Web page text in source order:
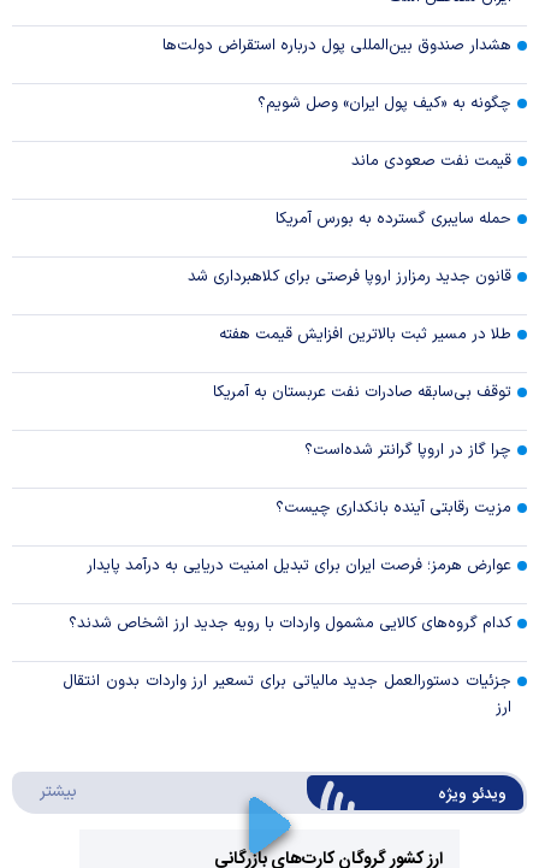
هشدار صندوق بین‌المللی پول درباره استقراض دولت‌ها
چگونه به «کیف پول ایران» وصل شویم؟
قیمت نفت صعودی ماند
حمله سایبری گسترده به بورس آمریکا
قانون جدید رمزارز اروپا فرصتی برای کلاهبرداری شد
طلا در مسیر ثبت بالاترین افزایش قیمت هفته
توقف بی‌سابقه صادرات نفت عربستان به آمریکا
چرا گاز در اروپا گرانتر شده‌است؟
مزیت رقابتی آینده بانکداری چیست؟
عوارض هرمز؛ فرصت ایران برای تبدیل امنیت دریایی به درآمد پایدار
کدام گروه‌های کالایی مشمول واردات با رویه جدید ارز اشخاص شدند؟
جزئیات دستورالعمل جدید مالیاتی برای تسعیر ارز واردات بدون انتقال
ارز
ویدئو ویژه بیشتر
ارز کشور گروگان کارت‌های بازرگانی